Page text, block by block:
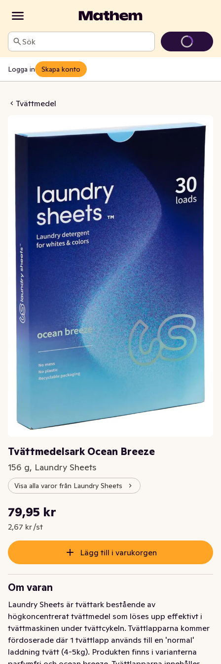
Sök
Logga in Skapa konto
Tvättmedel
Ocean Breeze
Tvättmedelsark Ocean Breeze
156 g, Laundry Sheets
Visa alla varor från Laundry Sheets
Nuvarande pris är: 79,95 kr
79,95 kr
2,67 kr /st
Styckpris: 2,67 kr /st
Lägg till i varukorgen
Om varan
Laundry Sheets är tvättark bestående av
högkoncentrerat tvättmedel som löses upp effektivt i
tvättmaskinen under tvättcykeln. Tvättlapparna kommer
fördoserade där 1 tvättlapp används till en 'normal'
laddning tvätt (4-5kg). Produkten finns i varianterna